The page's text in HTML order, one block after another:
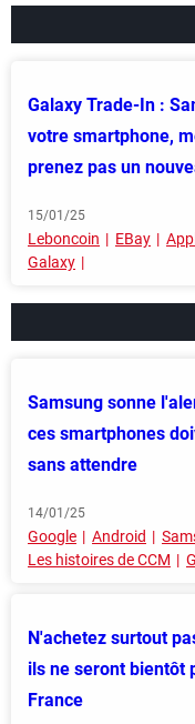
Galaxy Trade-In :
votre smartphone,
prenez pas un
15/01/25
Leboncoin EBay
Galaxy
Samsung sonne
ces smartphones
sans attendre
14/01/25
Google Android
Les histoires de CCM
N'achetez surtout
ils ne seront bientôt
France